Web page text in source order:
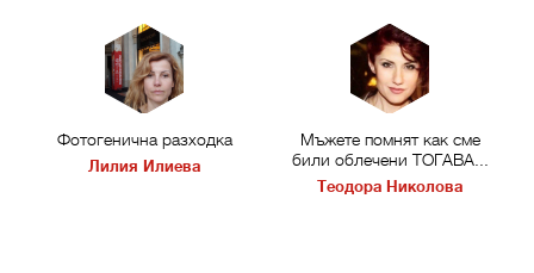
Фотогенична разходка
Лилия Илиева
Мъжете помнят как сме
били облечени ТОГАВА...
Теодора Николова